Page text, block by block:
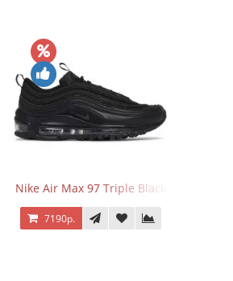
Nike Air Max 97 Triple Black
7190р.